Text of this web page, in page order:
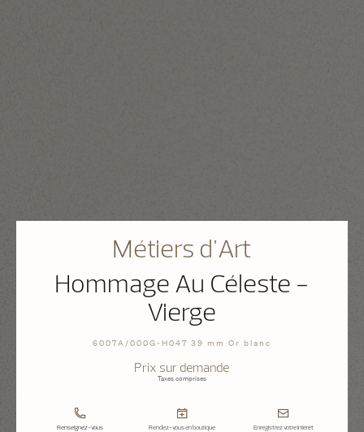
Métiers d'Art
Hommage Au Céleste -
Vierge
6007A/000G-H047 39 mm Or blanc
Prix sur demande
Taxes comprises
Renseignez-vous Rendez-vous en boutique Enregistrez votre intérêt